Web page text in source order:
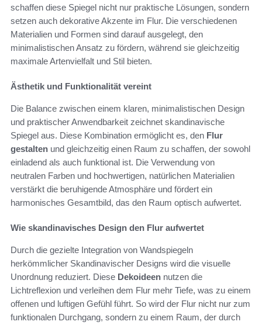
schaffen diese Spiegel nicht nur praktische Lösungen, sondern
setzen auch dekorative Akzente im Flur. Die verschiedenen
Materialien und Formen sind darauf ausgelegt, den
minimalistischen Ansatz zu fördern, während sie gleichzeitig
maximale Artenvielfalt und Stil bieten.
Ästhetik und Funktionalität vereint
Die Balance zwischen einem klaren, minimalistischen Design
und praktischer Anwendbarkeit zeichnet skandinavische
Spiegel aus. Diese Kombination ermöglicht es, den Flur
gestalten und gleichzeitig einen Raum zu schaffen, der sowohl
einladend als auch funktional ist. Die Verwendung von
neutralen Farben und hochwertigen, natürlichen Materialien
verstärkt die beruhigende Atmosphäre und fördert ein
harmonisches Gesamtbild, das den Raum optisch aufwertet.
Wie skandinavisches Design den Flur aufwertet
Durch die gezielte Integration von Wandspiegeln
herkömmlicher Skandinavischer Designs wird die visuelle
Unordnung reduziert. Diese Dekoideen nutzen die
Lichtreflexion und verleihen dem Flur mehr Tiefe, was zu einem
offenen und luftigen Gefühl führt. So wird der Flur nicht nur zum
funktionalen Durchgang, sondern zu einem Raum, der durch